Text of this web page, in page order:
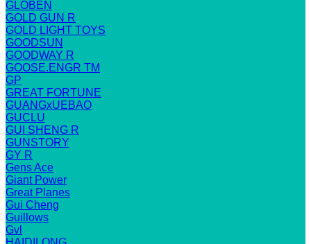
GLOBEN
GOLD GUN R
GOLD LIGHT TOYS
GOODSUN
GOODWAY R
GOOSE.ENGR TM
GP
GREAT FORTUNE
GUANGxUEBAO
GUCLU
GUI SHENG R
GUNSTORY
GY R
Gens Ace
Giant Power
Great Planes
Gui Cheng
Guillows
Gvl